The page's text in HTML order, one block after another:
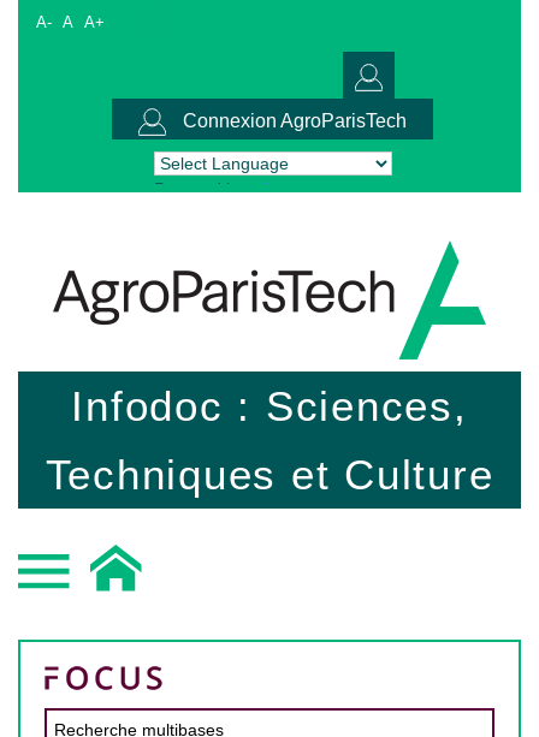
A- A A+
Connexion AgroParisTech
Powered by Translate
Infodoc : Sciences,
Techniques et Culture